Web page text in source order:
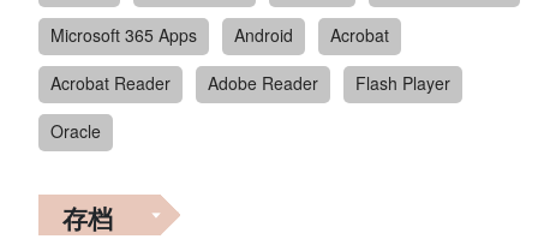
Microsoft 365 Apps
Android
Acrobat
Acrobat Reader
Adobe Reader
Flash Player
Oracle
存档